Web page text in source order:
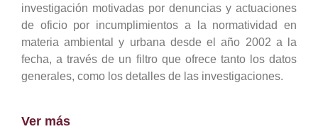
investigación motivadas por denuncias y actuaciones
de oficio por incumplimientos a la normatividad en
materia ambiental y urbana desde el año 2002 a la
fecha, a través de un filtro que ofrece tanto los datos
generales, como los detalles de las investigaciones.
Ver más